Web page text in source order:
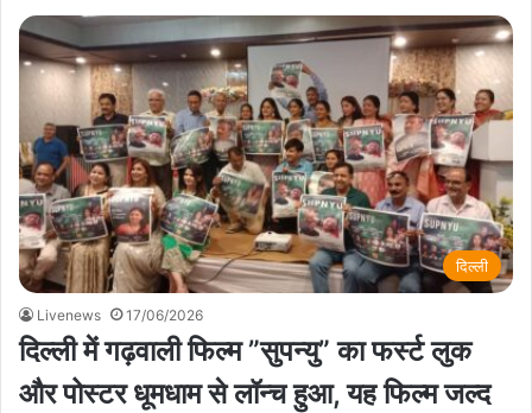
दिल्ली
Livenews 17/06/2026
दिल्ली में गढ़वाली फिल्म ”सुपन्यु” का फर्स्ट लुक
और पोस्टर धूमधाम से लॉन्च हुआ, यह फिल्म जल्द